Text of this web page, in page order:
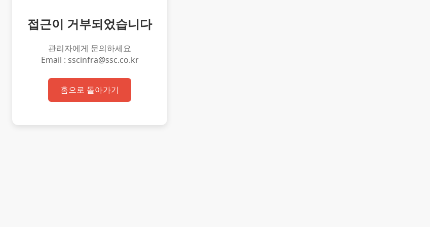
접근이 거부되었습니다
관리자에게 문의하세요
Email : sscinfra@ssc.co.kr
홈으로 돌아가기